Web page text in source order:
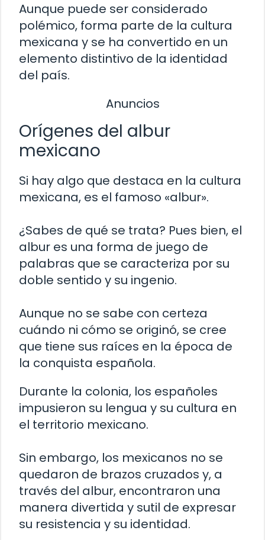
Aunque puede ser considerado
polémico, forma parte de la cultura
mexicana y se ha convertido en un
elemento distintivo de la identidad
del país.
Anuncios
Orígenes del albur
mexicano
Si hay algo que destaca en la cultura
mexicana, es el famoso «albur».
¿Sabes de qué se trata? Pues bien, el
albur es una forma de juego de
palabras que se caracteriza por su
doble sentido y su ingenio.
Aunque no se sabe con certeza
cuándo ni cómo se originó, se cree
que tiene sus raíces en la época de
la conquista española.
Durante la colonia, los españoles
impusieron su lengua y su cultura en
el territorio mexicano.
Sin embargo, los mexicanos no se
quedaron de brazos cruzados y, a
través del albur, encontraron una
manera divertida y sutil de expresar
su resistencia y su identidad.